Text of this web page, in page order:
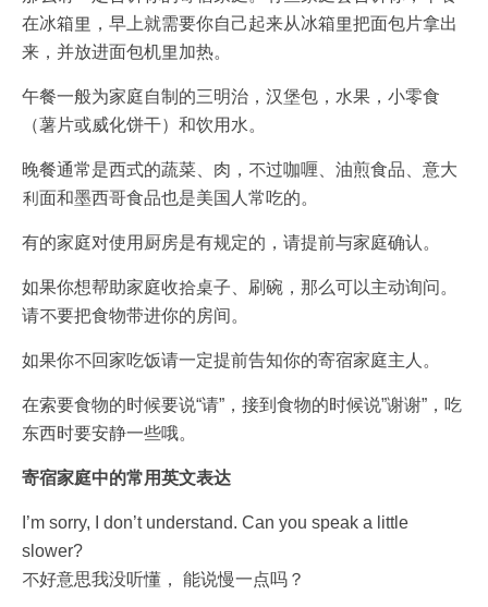
在冰箱里，早上就需要你自己起来从冰箱里把面包片拿出
来，并放进面包机里加热。
午餐一般为家庭自制的三明治，汉堡包，水果，小零食
（薯片或威化饼干）和饮用水。
晚餐通常是西式的蔬菜、肉，不过咖喱、油煎食品、意大
利面和墨西哥食品也是美国人常吃的。
有的家庭对使用厨房是有规定的，请提前与家庭确认。
如果你想帮助家庭收拾桌子、刷碗，那么可以主动询问。
请不要把食物带进你的房间。
如果你不回家吃饭请一定提前告知你的寄宿家庭主人。
在索要食物的时候要说“请”，接到食物的时候说”谢谢”，吃
东西时要安静一些哦。
寄宿家庭中的常用英文表达
I’m sorry, I don’t understand. Can you speak a little
slower?
不好意思我没听懂， 能说慢一点吗？